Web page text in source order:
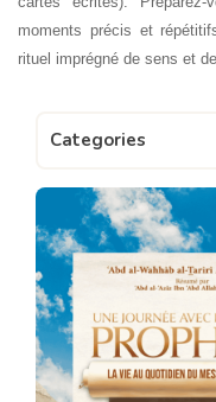
moments précis et
rituel imprégné de sens et
Categories